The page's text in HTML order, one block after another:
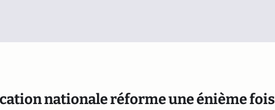
nationale réforme une énième fois